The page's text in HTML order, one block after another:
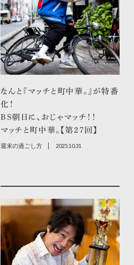
なんと『マッチと町中華。』が特番
化！
BS朝日に、おじゃマッチ！！
マッチと町中華。【第27回】
週末の過ごし方 2025.10.31